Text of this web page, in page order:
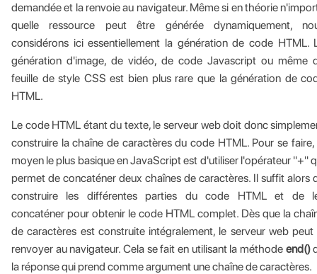
demandée et la renvoie au navigateur. Même si en théorie
quelle ressource peut être générée dynamiquement,
considérons ici essentiellement la génération de code HTML.
génération d'image, de vidéo, de code Javascript ou même
feuille de style CSS est bien plus rare que la génération de
HTML.
Le code HTML étant du texte, le serveur web doit donc
construire la chaîne de caractères du code HTML. Pour se faire,
moyen le plus basique en JavaScript est d'utiliser l'opérateur "+"
permet de concaténer deux chaînes de caractères. Il suffit alors
construire les différentes parties du code HTML et de
concaténer pour obtenir le code HTML complet. Dès que la
de caractères est construite intégralement, le serveur web peut
renvoyer au navigateur. Cela se fait en utilisant la méthode end()
la réponse qui prend comme argument une chaîne de caractères.